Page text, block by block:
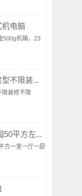
机电脑
500g机箱，23
不限装...
限装修不限
50平方左...
方一室一厅一厨